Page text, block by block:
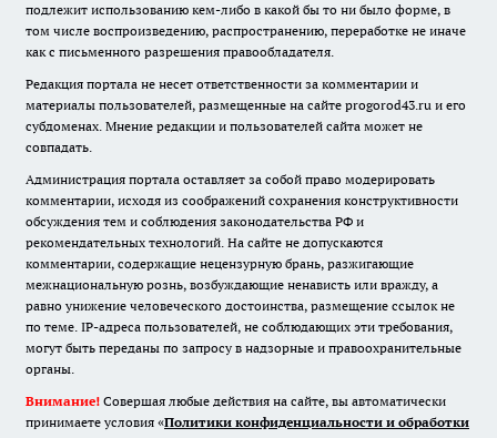
подлежит использованию кем-либо в какой бы то ни было форме, в
том числе воспроизведению, распространению, переработке не иначе
как с письменного разрешения правообладателя.
Редакция портала не несет ответственности за комментарии и
материалы пользователей, размещенные на сайте progorod43.ru и его
субдоменах. Мнение редакции и пользователей сайта может не
совпадать.
Администрация портала оставляет за собой право модерировать
комментарии, исходя из соображений сохранения конструктивности
обсуждения тем и соблюдения законодательства РФ и
рекомендательных технологий. На сайте не допускаются
комментарии, содержащие нецензурную брань, разжигающие
межнациональную рознь, возбуждающие ненависть или вражду, а
равно унижение человеческого достоинства, размещение ссылок не
по теме. IP-адреса пользователей, не соблюдающих эти требования,
могут быть переданы по запросу в надзорные и правоохранительные
органы.
Внимание! Совершая любые действия на сайте, вы автоматически
принимаете условия «Политики конфиденциальности и обработки